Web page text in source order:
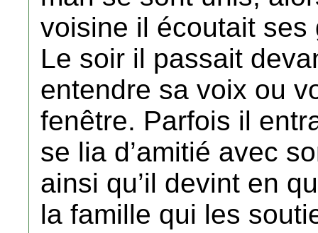
voisine il écoutait ses
Le soir il passait
entendre sa voix ou
fenêtre. Parfois il
se lia d’amitié avec
ainsi qu’il devint en
la famille qui les